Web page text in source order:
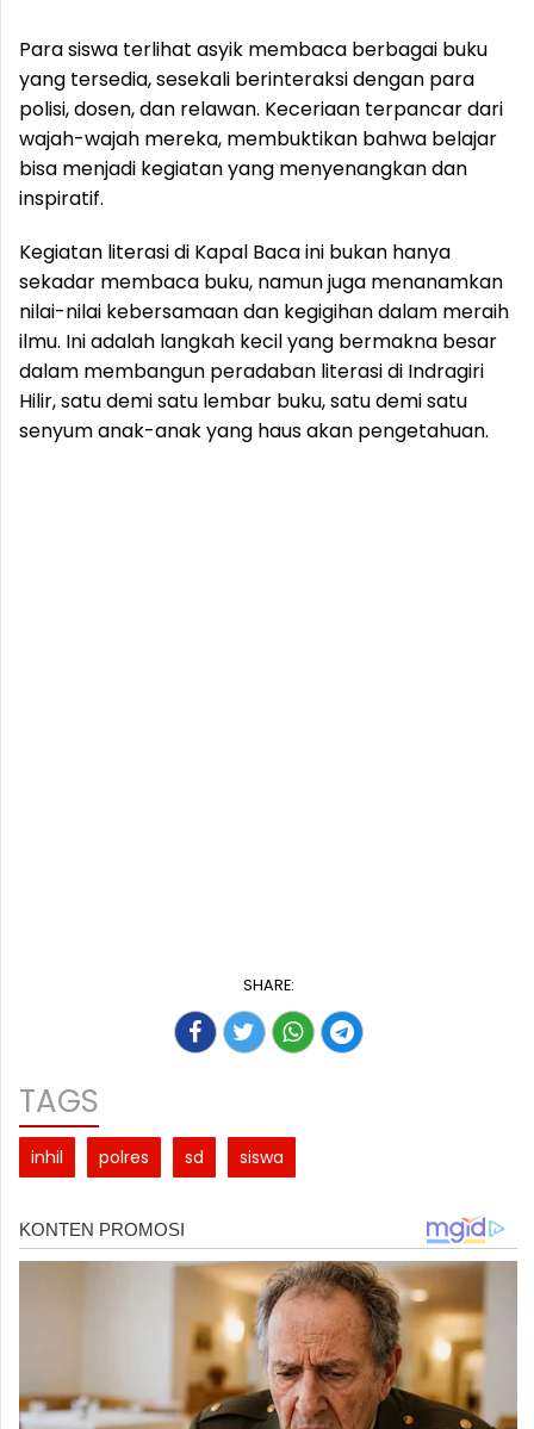
Para siswa terlihat asyik membaca berbagai buku
yang tersedia, sesekali berinteraksi dengan para
polisi, dosen, dan relawan. Keceriaan terpancar dari
wajah-wajah mereka, membuktikan bahwa belajar
bisa menjadi kegiatan yang menyenangkan dan
inspiratif.
Kegiatan literasi di Kapal Baca ini bukan hanya
sekadar membaca buku, namun juga menanamkan
nilai-nilai kebersamaan dan kegigihan dalam meraih
ilmu. Ini adalah langkah kecil yang bermakna besar
dalam membangun peradaban literasi di Indragiri
Hilir, satu demi satu lembar buku, satu demi satu
senyum anak-anak yang haus akan pengetahuan.
SHARE:
TAGS
inhil polres sd siswa